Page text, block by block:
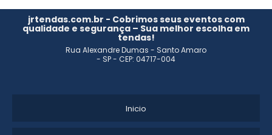
MONTAGEM DE ESTANDES
jrtendas.com.br - Cobrimos seus eventos com
qualidade e segurança – Sua melhor escolha em
tendas!
Rua Alexandre Dumas - Santo Amaro
- SP - CEP: 04717-004
Inicio